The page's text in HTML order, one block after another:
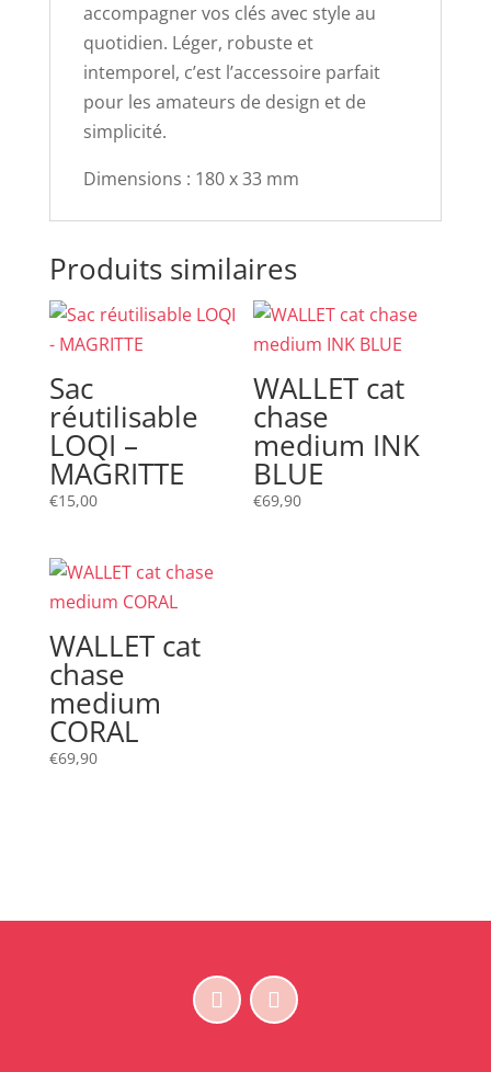
accompagner vos clés avec style au
quotidien. Léger, robuste et
intemporel, c’est l’accessoire parfait
pour les amateurs de design et de
simplicité.
Dimensions : 180 x 33 mm
Produits similaires
Sac
réutilisable
LOQI –
MAGRITTE
€15,00
WALLET cat
chase
medium INK
BLUE
€69,90
WALLET cat
chase
medium
CORAL
€69,90